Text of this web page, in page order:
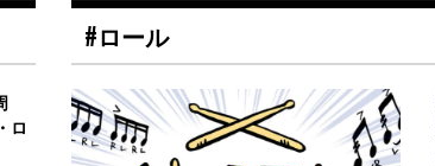
#ロール
ロ